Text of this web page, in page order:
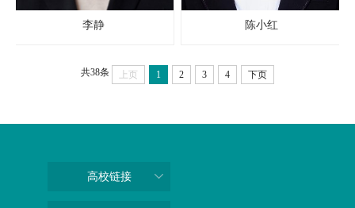
李静 陈小红
共38条 上页 1 2 3 4 下页
高校链接